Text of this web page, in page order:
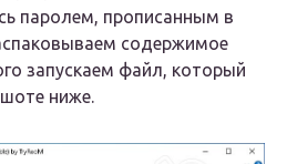
паролем, прописанным в
содержимое
запускаем файл, который
ниже.